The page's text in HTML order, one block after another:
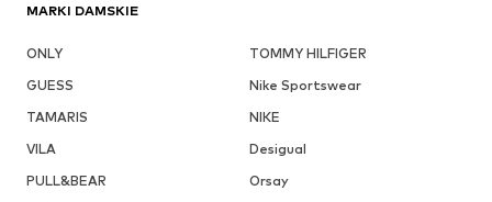
MARKI DAMSKIE
ONLY
TOMMY HILFIGER
GUESS
Nike Sportswear
TAMARIS
NIKE
VILA
Desigual
PULL&BEAR
Orsay